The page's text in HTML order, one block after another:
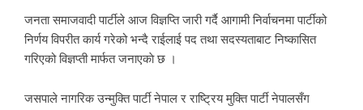
जनता समाजवादी पार्टीले आज विज्ञप्ति जारी गर्दै आगामी निर्वाचनमा पार्टीको
निर्णय विपरीत कार्य गरेको भन्दै राईलाई पद तथा सदस्यताबाट निष्कासित
गरिएको विज्ञप्ती मार्फत जनाएकाे छ ।
जसपाले नागरिक उन्मुक्ति पार्टी नेपाल र राष्ट्रिय मुक्ति पार्टी नेपालसँग